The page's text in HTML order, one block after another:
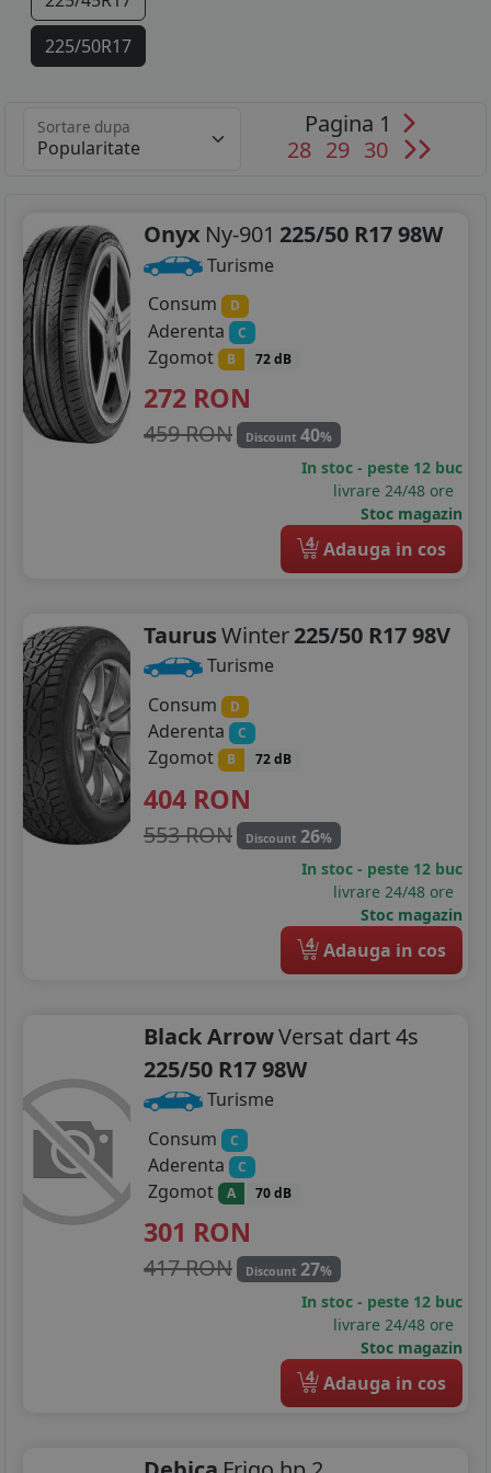
225/50R17
225/60R17
235/55R17
245/40R17
245/45R17
245/50R17
245/55R17
225/40R18
225/45R18
225/50R18
235/40R18
235/50R18
255/40R18
255/45R18
255/55R18
Sortare dupa
Pagina 1
28 29 30
Onyx Ny-901 225/50 R17 98W
Turisme
Consum
D
Aderenta C
Zgomot B 72 dB
272 RON
459 RON Discount 40%
In stoc - peste 12 buc
livrare 24/48 ore
Stoc magazin
4 Adauga in cos
TaurusWinter225/50 R17 98V
Turisme
Consum
D
Aderenta C
Zgomot B 72 dB
404 RON
553 RON Discount 26%
In stoc - peste 12 buc
livrare 24/48 ore
Stoc magazin
4 Adauga in cos
Black ArrowVersat dart 4s
225/50 R17 98W
Turisme
Consum
C
Aderenta C
Zgomot A 70 dB
301 RON
417 RON Discount 27%
In stoc - peste 12 buc
livrare 24/48 ore
Stoc magazin
4 Adauga in cos